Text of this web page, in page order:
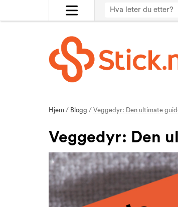
Hjem / Blogg / Veggedyr: Den ultimate
Veggedyr: Den